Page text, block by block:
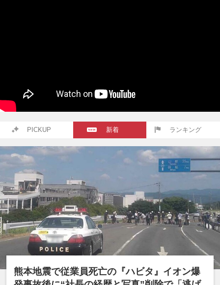
PICKUP 新着 ランキング
熊本地震で従業員死亡の『ハビタ』イオン爆